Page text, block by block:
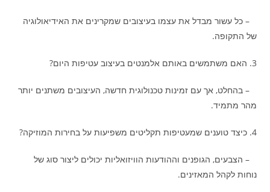
– כל עשור מבדל את עצמו בעיצובים שמקרינים את האידיאולוגיה
של התקופה.
3. האם משתמשים באותם אלמנטים בעיצוב עטיפות היום?
– בהחלט, אך עם זמינות טכנולוגית חדשה, העיצובים משתנים יותר
מהר מתמיד.
4. כיצד טוענים שמעטיפות תקליטים משפיעות על בחירות המוזיקה?
– הצבעים, הגופנים וההודעות הוויזואליות יכולים ליצור סוג של
נוחות לקהל המאזינים.